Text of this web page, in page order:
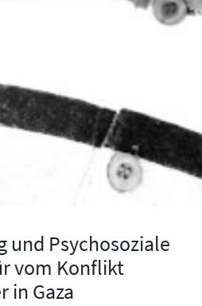
und Psychosoziale
vom Konflikt
in Gaza